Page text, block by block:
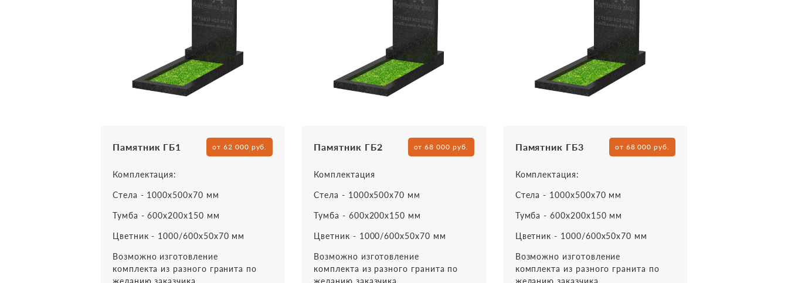
Памятник ГБ1 от 62 000 руб.
Комплектация:
Стела - 1000х500х70 мм
Тумба - 600х200х150 мм
Цветник - 1000/600х50х70 мм
Возможно изготовление
комплекта из разного гранита по
желанию заказчика
Памятник ГБ2 от 68 000 руб.
Комплектация
Стела - 1000х500х70 мм
Тумба - 600х200х150 мм
Цветник - 1000/600х50х70 мм
Возможно изготовление
комплекта из разного гранита по
желанию заказчика
Памятник ГБ3 от 68 000 руб.
Комплектация:
Стела - 1000х500х70 мм
Тумба - 600х200х150 мм
Цветник - 1000/600х50х70 мм
Возможно изготовление
комплекта из разного гранита по
желанию заказчика